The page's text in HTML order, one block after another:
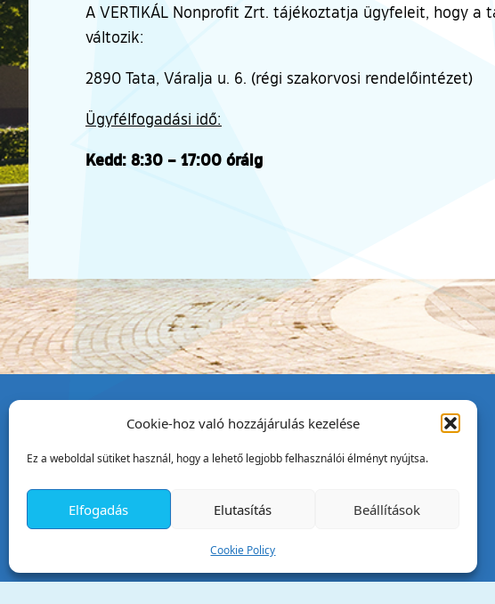
Cookie-hoz való hozzájárulás kezelése
Ez a weboldal sütiket használ, hogy a lehető legjobb felhasználói élményt nyújtsa.
Elfogadás Elutasítás Beállítások
Cookie Policy
A VERTIKÁL Nonprofit Zrt. tájékoztatja ügyfeleit, hogy
változik:
2890 Tata, Váralja u. 6. (régi szakorvosi rendelőintézet)
Ügyfélfogadási idő:
Kedd: 8:30 – 17:00 óráig
Tata Város Önkormányzata
2890 Tata, Kossuth tér 1.
+36 34 / 587 078
Email:ph@tata.hu